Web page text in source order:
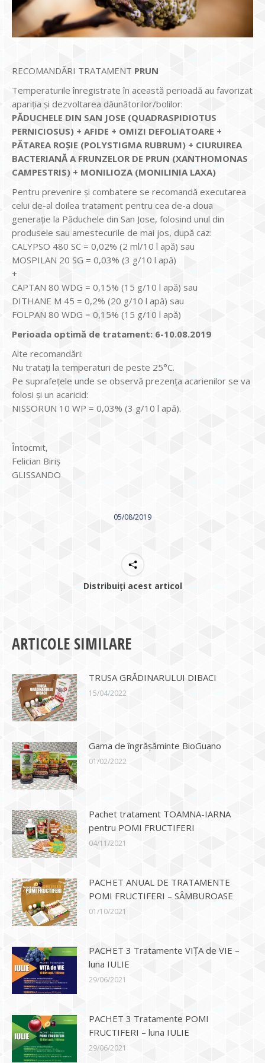
RECOMANDĂRI TRATAMENT PRUN
Temperaturile înregistrate în această perioadă au favorizat
apariția şi dezvoltarea dăunătorilor/bolilor:
PĂDUCHELE DIN SAN JOSE (QUADRASPIDIOTUS
PERNICIOSUS) + AFIDE + OMIZI DEFOLIATOARE +
PĂTAREA ROȘIE (POLYSTIGMA RUBRUM) + CIURUIREA
BACTERIANĂ A FRUNZELOR DE PRUN (XANTHOMONAS
CAMPESTRIS) + MONILIOZA (MONILINIA LAXA)
Pentru prevenire și combatere se recomandă executarea
celui de-al doilea tratament pentru cea de-a doua
generație la Păduchele din San Jose, folosind unul din
produsele sau amestecurile de mai jos, după caz:
CALYPSO 480 SC = 0,02% (2 ml/10 l apă) sau
MOSPILAN 20 SG = 0,03% (3 g/10 l apă)
+
CAPTAN 80 WDG = 0,15% (15 g/10 l apă) sau
DITHANE M 45 = 0,2% (20 g/10 l apă) sau
FOLPAN 80 WDG = 0,15% (15 g/10 l apă)
Perioada optimă de tratament: 6-10.08.2019
Alte recomandări:
Nu trataţi la temperaturi de peste 25°C.
Pe suprafeţele unde se observă prezenţa acarienilor se va
folosi şi un acaricid:
NISSORUN 10 WP = 0,03% (3 g/10 l apă).
Întocmit,
Felician Biriș
GLISSANDO
05/08/2019
Distribuiți acest articol
ARTICOLE SIMILARE
TRUSA GRĂDINARULUI DIBACI
15/04/2022
Gama de îngrășăminte BioGuano
01/02/2022
Pachet tratament TOAMNA-IARNA
pentru POMI FRUCTIFERI
04/11/2021
PACHET ANUAL DE TRATAMENTE
POMI FRUCTIFERI – SÂMBUROASE
01/10/2021
PACHET 3 Tratamente VIȚA de VIE –
luna IULIE
29/06/2021
PACHET 3 Tratamente POMI
FRUCTIFERI – luna IULIE
29/06/2021